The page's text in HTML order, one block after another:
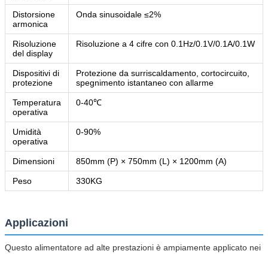
Distorsione
armonica
Onda sinusoidale ≤2%
Risoluzione
del display
Risoluzione a 4 cifre con 0.1Hz/0.1V/0.1A/0.1W
Dispositivi di
protezione
Protezione da surriscaldamento, cortocircuito,
spegnimento istantaneo con allarme
Temperatura
operativa
0-40℃
Umidità
operativa
0-90%
Dimensioni 850mm (P) × 750mm (L) × 1200mm (A)
Peso 330KG
Applicazioni
Questo alimentatore ad alte prestazioni è ampiamente applicato nei